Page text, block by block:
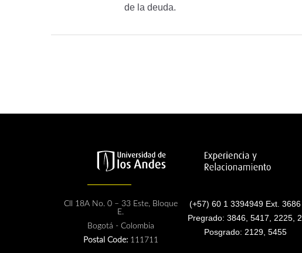
de la deuda.
Cll 18A No. 0 – 33 Este, Bloque
E.
Bogotá - Colombia
Postal Code: 111711
(+57) 60 1 3394949 Ext. 3686
Pregrado: 3846, 5417, 2225,
Posgrado: 2129, 5455